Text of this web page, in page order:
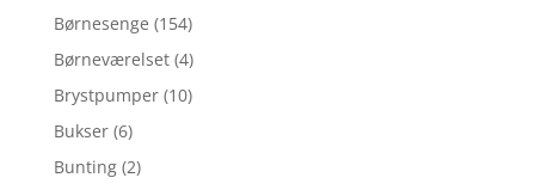
Børnesenge (154)
Børneværelset (4)
Brystpumper (10)
Bukser (6)
Bunting (2)